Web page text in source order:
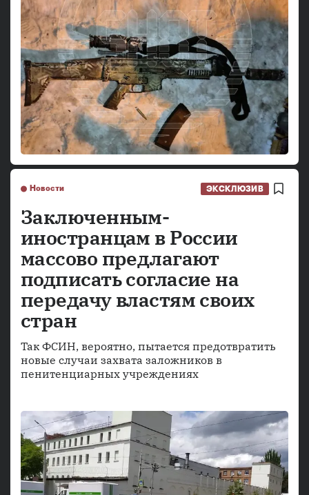
Новости ЭКСКЛЮЗИВ
Заключенным-
иностранцам в России
массово предлагают
подписать согласие на
передачу властям своих
стран
Так ФСИН, вероятно, пытается предотвратить
новые случаи захвата заложников в
пенитенциарных учреждениях